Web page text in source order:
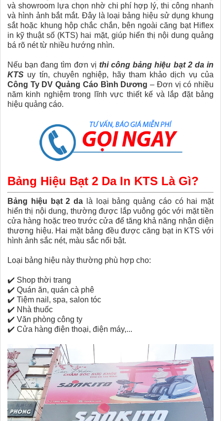
và showroom lựa chọn nhờ chi phí hợp lý, thi công nhanh
và hình ảnh bắt mắt. Đây là loại bảng hiệu sử dụng khung
sắt hoặc khung hộp chắc chắn, bên ngoài căng bạt Hiflex
in kỹ thuật số (KTS) hai mặt, giúp hiển thị nội dung quảng
bá rõ nét từ nhiều hướng nhìn.
Nếu bạn đang tìm đơn vị thi công bảng hiệu bạt 2 da in
KTS uy tín, chuyên nghiệp, hãy tham khảo dịch vụ của
Công Ty DV Quảng Cáo Bình Dương – Đơn vị có nhiều
năm kinh nghiệm trong lĩnh vực thiết kế và lắp đặt bảng
hiệu quảng cáo.
Bảng Hiệu Bạt 2 Da In KTS Là Gì?
Bảng hiệu bạt 2 da là loại bảng quảng cáo có hai mặt
hiển thị nội dung, thường được lắp vuông góc với mặt tiền
cửa hàng hoặc treo trước cửa để tăng khả năng nhận diện
thương hiệu. Hai mặt bảng đều được căng bạt in KTS với
hình ảnh sắc nét, màu sắc nổi bật.
Loại bảng hiệu này thường phù hợp cho:
✔️ Shop thời trang
✔️ Quán ăn, quán cà phê
✔️ Tiệm nail, spa, salon tóc
✔️ Nhà thuốc
✔️ Văn phòng công ty
✔️ Cửa hàng điện thoại, điện máy,...